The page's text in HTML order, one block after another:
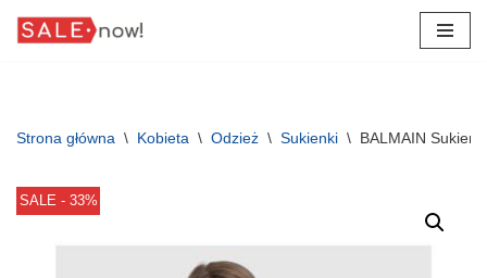
Strona główna \ Kobieta \ Odzież \ Sukienki \ BALMAIN
SALE - 33%